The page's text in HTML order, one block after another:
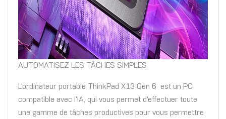
AUTOMATISEZ LES TÂCHES SIMPLES
L'ordinateur portable ThinkPad X13 Gen 6 est un PC
compatible avec l'IA, qui vous permet d'effectuer toute
une gamme de tâches productives pour vous permettre